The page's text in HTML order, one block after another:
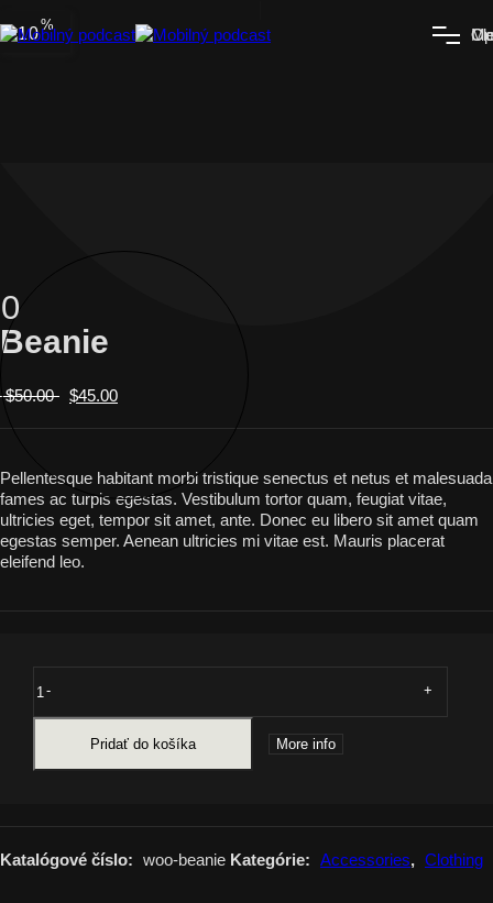
0
-10%
Beanie
$50.00 $45.00
Pellentesque habitant morbi tristique senectus et netus et malesuada
fames ac turpis egestas. Vestibulum tortor quam, feugiat vitae,
ultricies eget, tempor sit amet, ante. Donec eu libero sit amet quam
egestas semper. Aenean ultricies mi vitae est. Mauris placerat
eleifend leo.
+
-
Pridať do košíka More info
Katalógové číslo: woo-beanie Kategórie: Accessories, Clothing